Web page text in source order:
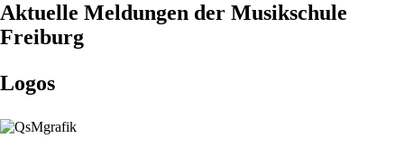
Aktuelle Meldungen der Musikschule
Freiburg
Logos